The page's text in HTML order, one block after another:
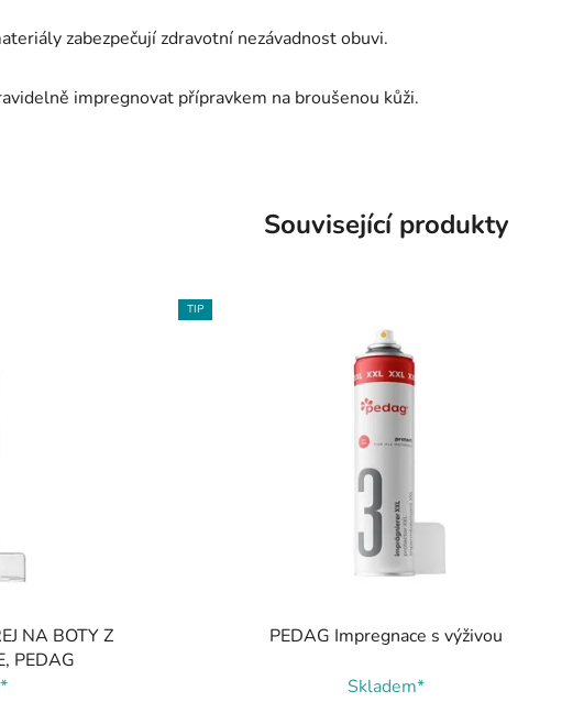
zabezpečují zdravotní nezávadnost obuvi.
impregnovat přípravkem na broušenou kůži.
Související produkty
NA BOTY Z
PEDAG
TIP
PEDAG Impregnace s výživou
Skladem*